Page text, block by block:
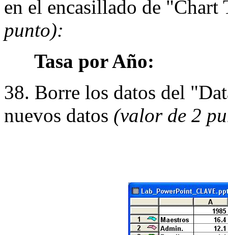
en el encasillado de
punto):
Tasa por Año:
38. Borre los datos del
nuevos datos (valor de 2